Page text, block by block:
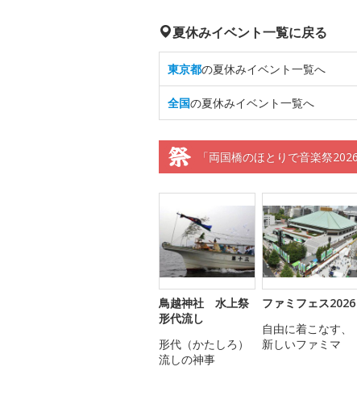
夏休みイベント一覧に戻る
東京都の夏休みイベント一覧へ
全国の夏休みイベント一覧へ
「両国橋のほとりで音楽祭
鳥越神社 水上祭
形代流し
形代（かたしろ）
流しの神事
ファミフェス2026
自由に着こなす、
新しいファミマ